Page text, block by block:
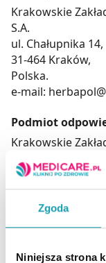
Zgoda
Niniejsza strona
Krakowskie
S.A.
ul. Chałupnika 14,
31-464 Kraków,
Polska.
e-mail:
Podmiot
Krakowskie
S.A.
ul. Chałupnika 14,
31-464 Kraków,
Polska.